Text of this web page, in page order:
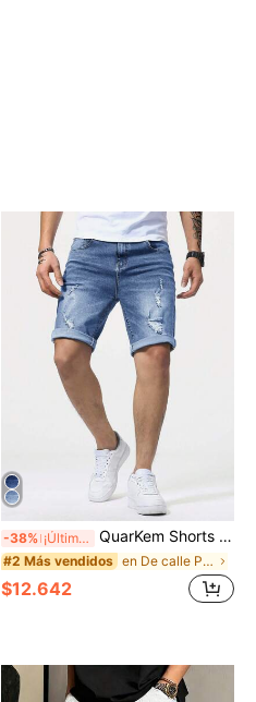
-38% ¡Últimos 2 días QuarKem Shorts vaqueros para hombre con desgarros, desgastados y teñidos
#2 Más vendidos en De calle Pantalones cortos vaqueros para hombre
$12.642